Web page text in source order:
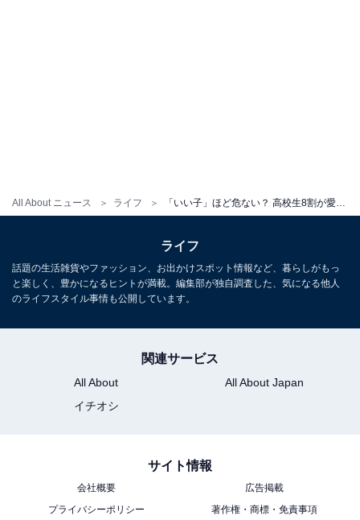
All About ニュース ライフ
マホを置いても休まらない高校生
の限界点
ライフ
話題の生活雑貨やファッション、お出かけスポット情報など、暮らしがもっ
と楽しく、豊かになるヒントが満載。編集部が独自調査した、気になる他人
のライフスタイル事情も公開しています。
関連サービス
All About
All About Japan
イチオシ
サイト情報
会社概要
広告掲載
プライバシーポリシー
著作権・商標・免責事項